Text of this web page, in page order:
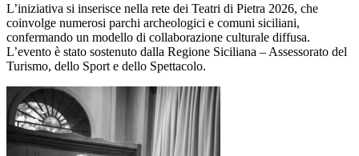
L’iniziativa si inserisce nella rete dei Teatri di Pietra 2026, che
coinvolge numerosi parchi archeologici e comuni siciliani,
confermando un modello di collaborazione culturale diffusa.
L’evento è stato sostenuto dalla Regione Siciliana – Assessorato del
Turismo, dello Sport e dello Spettacolo.